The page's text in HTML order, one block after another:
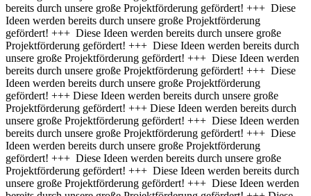
bereits durch unsere große Projektförderung gefördert! +++ Diese
Ideen werden bereits durch unsere große Projektförderung
gefördert! +++ Diese Ideen werden bereits durch unsere große
Projektförderung gefördert! +++ Diese Ideen werden bereits durch
unsere große Projektförderung gefördert! +++ Diese Ideen werden
bereits durch unsere große Projektförderung gefördert! +++ Diese
Ideen werden bereits durch unsere große Projektförderung
gefördert! +++ Diese Ideen werden bereits durch unsere große
Projektförderung gefördert! +++ Diese Ideen werden bereits durch
unsere große Projektförderung gefördert! +++ Diese Ideen werden
bereits durch unsere große Projektförderung gefördert! +++ Diese
Ideen werden bereits durch unsere große Projektförderung
gefördert! +++ Diese Ideen werden bereits durch unsere große
Projektförderung gefördert! +++ Diese Ideen werden bereits durch
unsere große Projektförderung gefördert! +++ Diese Ideen werden